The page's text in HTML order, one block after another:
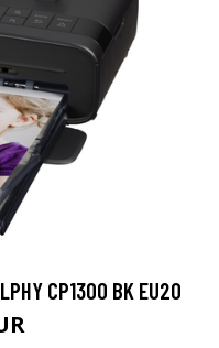
CP1300 BK EU20